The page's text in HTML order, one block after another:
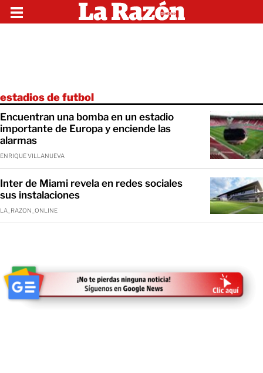
estadios de futbol
Encuentran una bomba en un estadio
importante de Europa y enciende las
alarmas
ENRIQUE VILLANUEVA
Inter de Miami revela en redes sociales
sus instalaciones
LA_RAZON_ONLINE